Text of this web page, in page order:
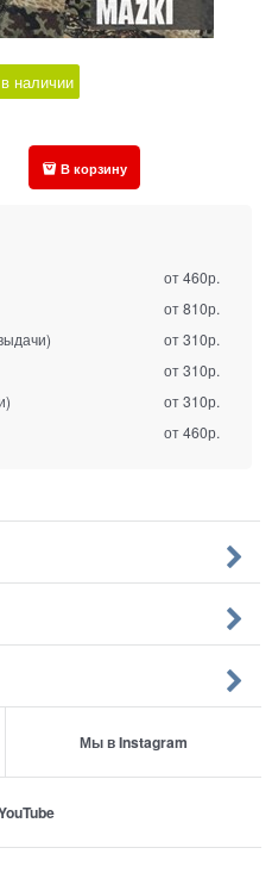
наличии
В корзину
от 460р.
от 810р.
от 310р.
от 310р.
от 310р.
от 460р.
Мы в Instagram